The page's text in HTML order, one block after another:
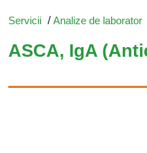
Servicii /Analize de laborator
ASCA, IgA